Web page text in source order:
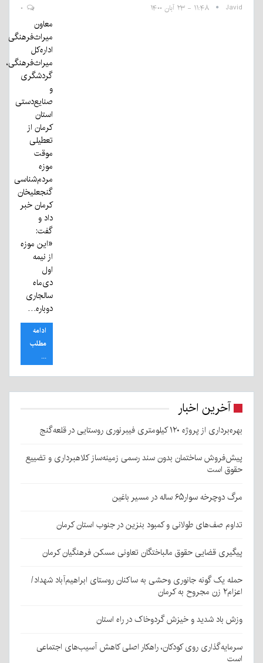
Javid ۱۱:۴۸ - ۲۳ آبان ۱۴۰۰
معاون
میراث‌فرهنگی
اداره‌کل
میراث‌فرهنگی،
گردشگری
و
صنایع‌دستی
استان
کرمان از
تعطیلی
موقت
موزه
مردم‌شناسی
گنجعلیخان
کرمان خبر
داد و
گفت:
«این موزه
از نیمه
اول
دی‌ماه
سالجاری
دوباره…
ادامه
مطلب
...
آخرین اخبار
بهره‌برداری از پروژه ۱۲۰ کیلومتری فیبرنوری روستایی در قلعه‌گنج
پیش‌فروش ساختمان بدون سند رسمی زمینه‌ساز کلاهبرداری و تضییع
حقوق است
مرگ دوچرخه سوار۶۵ ساله در مسیر باغین
تداوم صف‌های طولانی و کمبود بنزین در جنوب استان کرمان
پیگیری قضایی حقوق مالباختگان تعاونی مسکن فرهنگیان کرمان
حمله یک گونه جانوری وحشی به ساکنان روستای ابراهیم‌آباد شهداد/
اعزام۲ زن مجروح به کرمان
وزش باد شدید و خیزش گردوخاک در راه استان
سرمایه‌گذاری روی کودکان، راهکار اصلی کاهش آسیب‌های اجتماعی
است